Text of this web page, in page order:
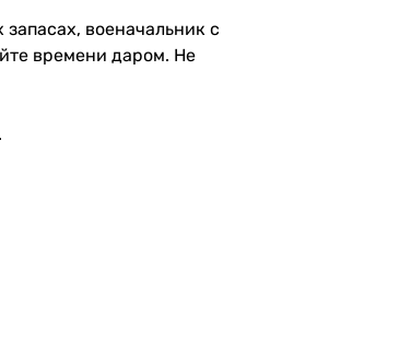
военачальник с
времени даром. Не